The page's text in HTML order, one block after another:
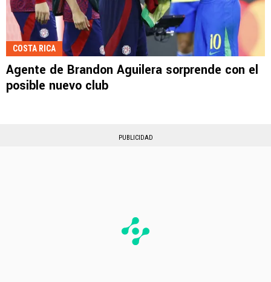
COSTA RICA
Agente de Brandon Aguilera sorprende con el
posible nuevo club
PUBLICIDAD